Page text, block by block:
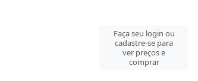
Faça seu login ou
cadastre-se para
ver preços e
comprar